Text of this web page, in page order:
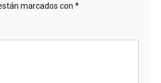
marcados con *